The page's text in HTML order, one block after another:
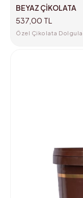
BEYAZ ÇİKOLATA
537,00 TL
Özel Çikolata